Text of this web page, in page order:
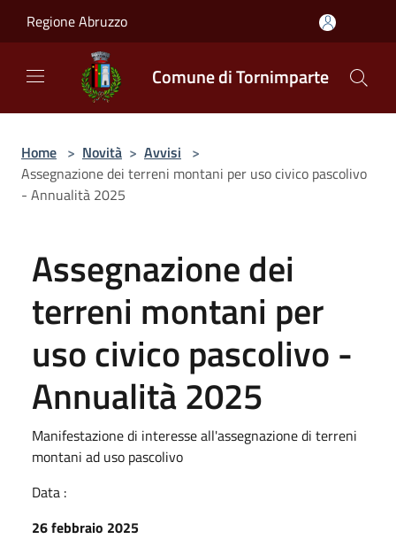
Regione Abruzzo
Comune di Tornimparte
Home > Novità > Avvisi >
Assegnazione dei terreni montani per uso civico pascolivo
- Annualità 2025
Assegnazione dei
terreni montani per
uso civico pascolivo -
Annualità 2025
Manifestazione di interesse all'assegnazione di terreni
montani ad uso pascolivo
Data :
26 febbraio 2025